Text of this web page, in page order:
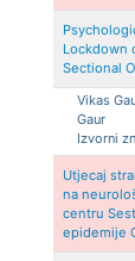
Lockdown
Sectional
Vikas
Gaur
Izvorni
Utjecaj
na
centru
epidemije